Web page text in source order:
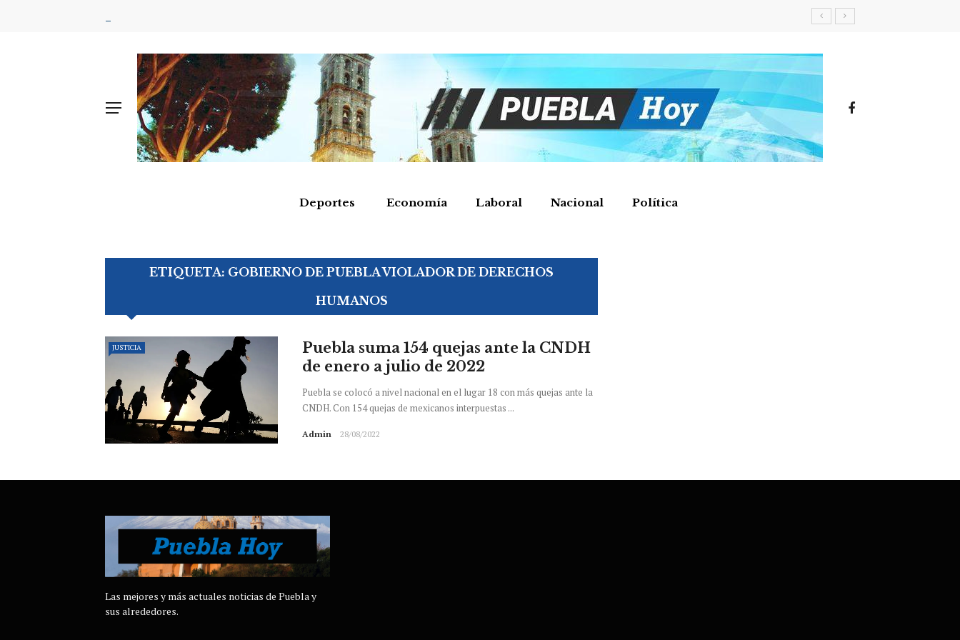
Deportes Economía Laboral Nacional Política
ETIQUETA: GOBIERNO DE PUEBLA VIOLADOR DE DERECHOS
HUMANOS
JUSTICIA
Puebla suma 154 quejas ante la CNDH
de enero a julio de 2022
Puebla se colocó a nivel nacional en el lugar 18 con más quejas ante la
CNDH. Con 154 quejas de mexicanos interpuestas ...
Admin 28/08/2022
Las mejores y más actuales noticias de Puebla y
sus alrededores.